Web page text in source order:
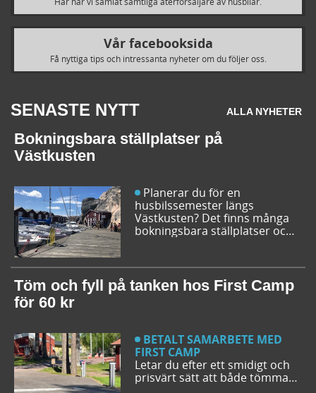
Vår facebooksida
Få nyttiga tips och intressanta nyheter om du följer oss.
SENASTE NYTT ALLA NYHETER
Bokningsbara ställplatser på
Västkusten
husbilssemester längs
Västkusten? Det finns många
bokningsbara ställplatser och
campingturen. Vi ger dig några
bra förslag på ställplatser och
husbilsplatser så att du kan
Töm och fyll på tanken hos First Camp
för 60 kr
BETALT SAMARBETE MED
FIRST CAMP
Letar du efter ett smidigt och
prisvärt sätt att både tömma